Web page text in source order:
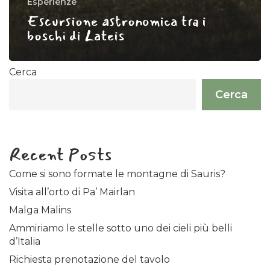
Escursione astronomica tra i
boschi di Lateis
Cerca
Cerca
Recent Posts
Come si sono formate le montagne di Sauris?
Visita all’orto di Pa’ Mairlan
Malga Malins
Ammiriamo le stelle sotto uno dei cieli più belli
d’Italia
Richiesta prenotazione del tavolo